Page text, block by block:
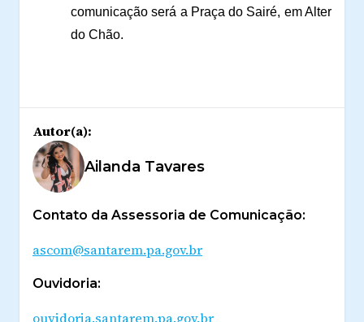
comunicação será a Praça do Sairé, em Alter
do Chão.
Autor(a):
Ailanda Tavares
Contato da Assessoria de Comunicação:
ascom@santarem.pa.gov.br
Ouvidoria:
ouvidoria.santarem.pa.gov.br